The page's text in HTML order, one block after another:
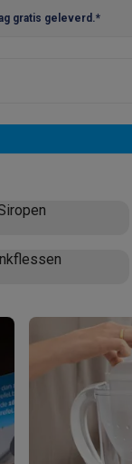
gratis geleverd.*
Accessoires
Opzetkookplaten